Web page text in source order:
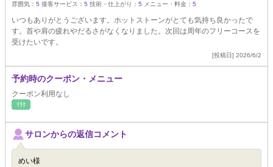
雰囲気： 5 接客サービス： 5 技術・仕上がり： 5 メニュー・料金： 5
いつもありがとうございます。ホットストーンがとても気持ち良かったで
す。首や肩の疲れやだるさがなくなりました。次回は周年のフリーコースを
受けたいです。
[投稿日] 2026/6/2
予約時のクーポン・メニュー
クーポン利用なし
ﾘﾗｸ
サロンからの返信コメント
めい様